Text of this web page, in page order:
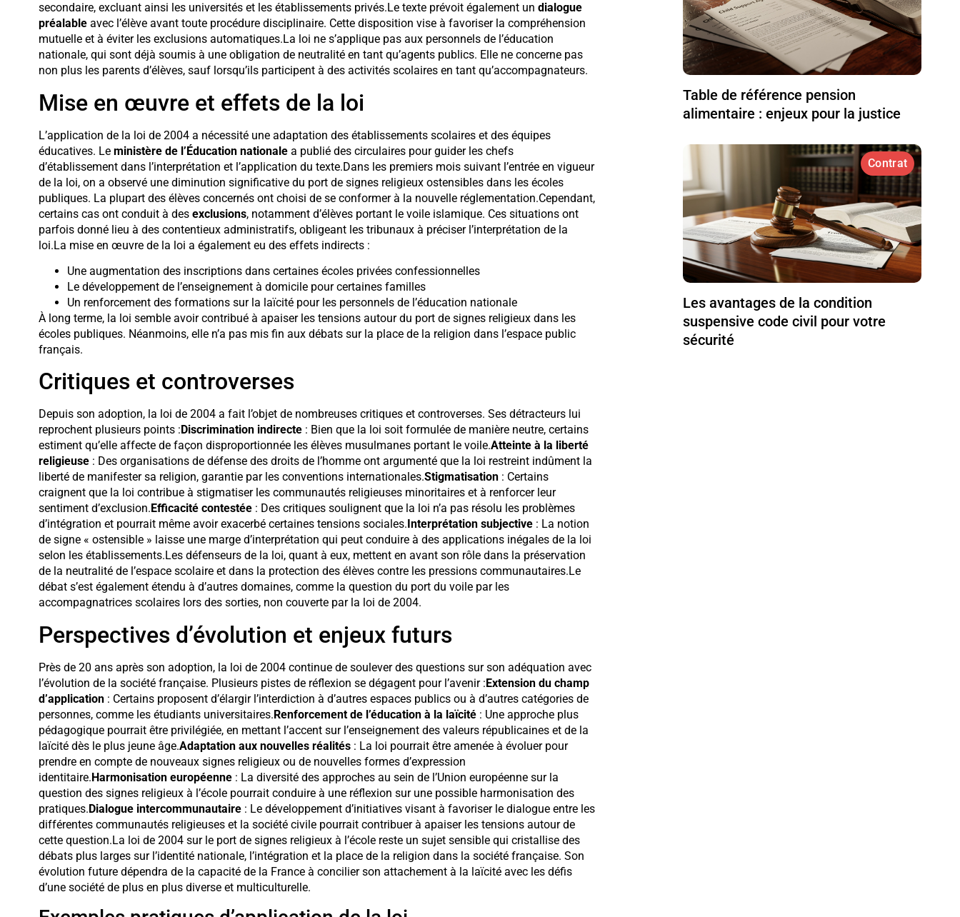
secondaire, excluant ainsi les universités et les établissements privés.Le texte prévoit également un dialogue
préalableavec l’élève avant toute procédure disciplinaire. Cette disposition vise à favoriser la compréhension
mutuelle et à éviter les exclusions automatiques.La loi ne s’applique pas aux personnels de l’éducation
nationale, qui sont déjà soumis à une obligation de neutralité en tant qu’agents publics. Elle ne concerne pas
non plus les parents d’élèves, sauf lorsqu’ils participent à des activités scolaires en tant qu’accompagnateurs.
Mise en œuvre et effets de la loi
L’application de la loi de 2004 a nécessité une adaptation des établissements scolaires et des équipes
éducatives. Le ministère de l’Éducation nationalea publié des circulaires pour guider les chefs
d’établissement dans l’interprétation et l’application du texte.Dans les premiers mois suivant l’entrée en vigueur
de la loi, on a observé une diminution significative du port de signes religieux ostensibles dans les écoles
publiques. La plupart des élèves concernés ont choisi de se conformer à la nouvelle réglementation.Cependant,
certains cas ont conduit à des exclusions, notamment d’élèves portant le voile islamique. Ces situations ont
parfois donné lieu à des contentieux administratifs, obligeant les tribunaux à préciser l’interprétation de la
loi.La mise en œuvre de la loi a également eu des effets indirects :
Une augmentation des inscriptions dans certaines écoles privées confessionnelles
Le développement de l’enseignement à domicile pour certaines familles
Un renforcement des formations sur la laïcité pour les personnels de l’éducation nationale
À long terme, la loi semble avoir contribué à apaiser les tensions autour du port de signes religieux dans les
écoles publiques. Néanmoins, elle n’a pas mis fin aux débats sur la place de la religion dans l’espace public
français.
Critiques et controverses
Depuis son adoption, la loi de 2004 a fait l’objet de nombreuses critiques et controverses. Ses détracteurs lui
reprochent plusieurs points : Discrimination indirecte: Bien que la loi soit formulée de manière neutre, certains
estiment qu’elle affecte de façon disproportionnée les élèves musulmanes portant le voile.Atteinte à la liberté
religieuse: Des organisations de défense des droits de l’homme ont argumenté que la loi restreint indûment la
liberté de manifester sa religion, garantie par les conventions internationales.Stigmatisation: Certains
craignent que la loi contribue à stigmatiser les communautés religieuses minoritaires et à renforcer leur
sentiment d’exclusion. Efficacité contestée: Des critiques soulignent que la loi n’a pas résolu les problèmes
d’intégration et pourrait même avoir exacerbé certaines tensions sociales. Interprétation subjective: La notion
de signe « ostensible » laisse une marge d’interprétation qui peut conduire à des applications inégales de la loi
selon les établissements.Les défenseurs de la loi, quant à eux, mettent en avant son rôle dans la préservation
de la neutralité de l’espace scolaire et dans la protection des élèves contre les pressions communautaires.Le
débat s’est également étendu à d’autres domaines, comme la question du port du voile par les
accompagnatrices scolaires lors des sorties, non couverte par la loi de 2004.
Perspectives d’évolution et enjeux futurs
Près de 20 ans après son adoption, la loi de 2004 continue de soulever des questions sur son adéquation avec
l’évolution de la société française. Plusieurs pistes de réflexion se dégagent pour l’avenir :Extension du champ
d’application: Certains proposent d’élargir l’interdiction à d’autres espaces publics ou à d’autres catégories de
personnes, comme les étudiants universitaires.Renforcement de l’éducation à la laïcité: Une approche plus
pédagogique pourrait être privilégiée, en mettant l’accent sur l’enseignement des valeurs républicaines et de la
laïcité dès le plus jeune âge.Adaptation aux nouvelles réalités: La loi pourrait être amenée à évoluer pour
prendre en compte de nouveaux signes religieux ou de nouvelles formes d’expression
identitaire.Harmonisation européenne: La diversité des approches au sein de l’Union européenne sur la
question des signes religieux à l’école pourrait conduire à une réflexion sur une possible harmonisation des
pratiques.Dialogue intercommunautaire: Le développement d’initiatives visant à favoriser le dialogue entre les
différentes communautés religieuses et la société civile pourrait contribuer à apaiser les tensions autour de
cette question.La loi de 2004 sur le port de signes religieux à l’école reste un sujet sensible qui cristallise des
débats plus larges sur l’identité nationale, l’intégration et la place de la religion dans la société française. Son
évolution future dépendra de la capacité de la France à concilier son attachement à la laïcité avec les défis
d’une société de plus en plus diverse et multiculturelle.
Table de référence pension
alimentaire : enjeux pour la justice
Contrat
Les avantages de la condition
suspensive code civil pour votre
sécurité